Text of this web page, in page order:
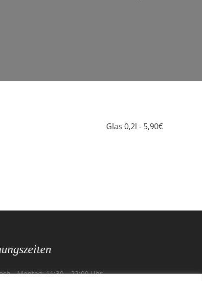
Glas 0,2l - 5,90€
- Montag: 11:30 – 22:00 Uhr